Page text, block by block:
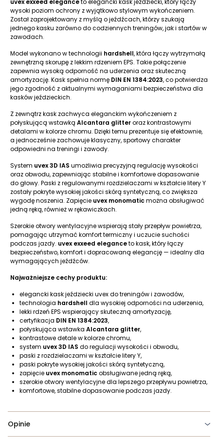
uvex exxeed eleganceto elegancki kask jeździecki, który łączy
wysoki poziom ochrony z wyjątkowo stylowym wykończeniem.
Został zaprojektowany z myślą o jeźdźcach, którzy szukają
jednego kasku zarówno do codziennych treningów, jak i startów w
zawodach.
Model wykonano w technologii hardshell, która łączy wytrzymałą
zewnętrzną skorupę z lekkim rdzeniem EPS. Takie połączenie
zapewnia wysoką odporność na uderzenia oraz skuteczną
amortyzację. Kask spełnia normę DIN EN 1384:2023, co potwierdza
jego zgodność z aktualnymi wymaganiami bezpieczeństwa dla
kasków jeździeckich.
Z zewnątrz kask zachwyca eleganckim wykończeniem z
połyskującą wstawką Alcantara glitteroraz kontrastowymi
detalami w kolorze chromu. Dzięki temu prezentuje się efektownie,
a jednocześnie zachowuje klasyczny, sportowy charakter
odpowiedni na treningi i zawody.
System uvex 3D IAS umożliwia precyzyjną regulację wysokości
oraz obwodu, zapewniając stabilne i komfortowe dopasowanie
do głowy. Paski z regulowanymi rozdzielaczami w kształcie litery Y
zostały pokryte wysokiej jakości skórą syntetyczną, co zwiększa
wygodę noszenia. Zapięcie uvex monomaticmożna obsługiwać
jedną ręką, również w rękawiczkach.
Szerokie otwory wentylacyjne wspierają stały przepływ powietrza,
pomagając utrzymać komfort termiczny i uczucie suchości
podczas jazdy. uvex exxeed eleganceto kask, który łączy
bezpieczeństwo, komfort i dopracowaną elegancję — idealny dla
wymagających jeźdźców.
Najważniejsze cechy produktu:
elegancki kask jeździecki uvex do treningów i zawodów,
technologia hardshell dla wysokiej odporności na uderzenia,
lekki rdzeń EPS wspierający skuteczną amortyzację,
certyfikacja DIN EN 1384:2023,
połyskująca wstawkaAlcantara glitter,
kontrastowe detale w kolorze chromu,
system uvex 3D IAS do regulacji wysokości i obwodu,
paski z rozdzielaczami w kształcie litery Y,
paski pokryte wysokiej jakości skórą syntetyczną,
zapięcie uvex monomaticobsługiwane jedną ręką,
szerokie otwory wentylacyjne dla lepszego przepływu powietrza,
komfortowe, stabilne dopasowanie podczas jazdy.
Opinie